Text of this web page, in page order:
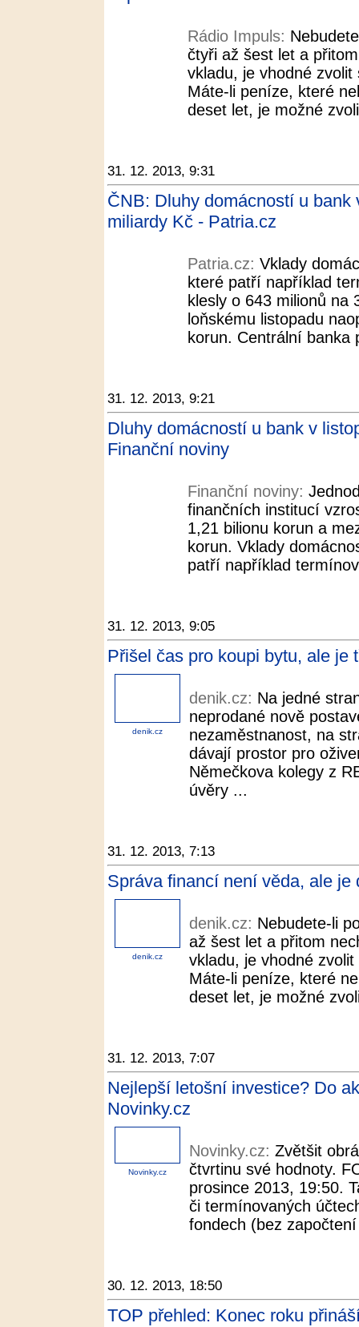
Rádio Impuls:
čtyři až šest let a
vkladu, je vhodné
Máte-li peníze, které
deset let, je možné
31. 12. 2013, 9:31
ČNB: Dluhy domácností u bank
miliardy Kč - Patria.cz
Patria.cz: Vklady
které patří například
klesly o 643 milionů na
loňskému listopadu
korun. Centrální banka
31. 12. 2013, 9:21
Dluhy domácností u bank v
Finanční noviny
Finanční noviny:
finančních institucí
1,21 bilionu korun a
korun. Vklady
patří například
31. 12. 2013, 9:05
Přišel čas pro koupi bytu, ale je
denik.cz
denik.cz: Na jedné
neprodané nově
nezaměstnanost, na
dávají prostor pro
Němečkova kolegy z
úvěry ...
31. 12. 2013, 7:13
Správa financí není věda, ale
denik.cz
denik.cz: Nebudete-li
až šest let a přitom
vkladu, je vhodné
Máte-li peníze, které
deset let, je možné
31. 12. 2013, 7:07
Nejlepší letošní investice? Do
Novinky.cz
Novinky.cz
Novinky.cz: Zvětšit
čtvrtinu své hodnoty.
prosince 2013, 19:50.
či termínovaných
fondech (bez
30. 12. 2013, 18:50
TOP přehled: Konec roku